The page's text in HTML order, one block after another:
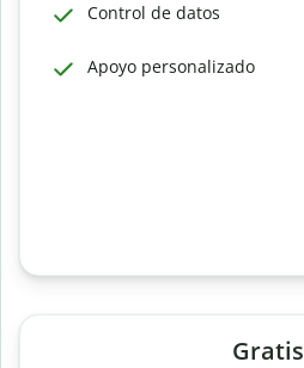
Control de datos
Apoyo personalizado
Gratis